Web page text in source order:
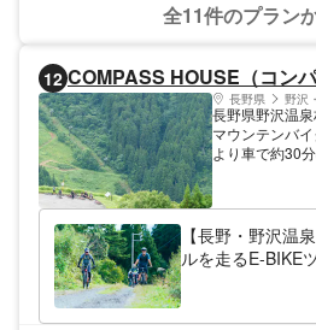
全11件のプラン
12 COMPASS HOUSE（コンパ
長野県 野沢
長野県野沢温
マウンテンバ
より車で約30
す。夏の野沢
い。地形に富
林でのライド、
しましょう。
【長野・野沢温
ルを走るE-BIKE